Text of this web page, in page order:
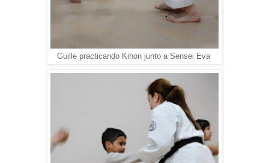
Guille practicando Kihon junto a Sensei Eva